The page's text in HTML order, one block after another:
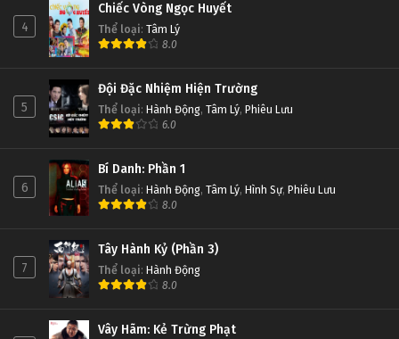
4
Chiếc Vòng Ngọc Huyết
Thể loại: Tâm Lý
8.0
5
Đội Đặc Nhiệm Hiện Trường
Thể loại: Hành Động, Tâm Lý, Phiêu Lưu
6.0
6
Bí Danh: Phần 1
Thể loại: Hành Động, Tâm Lý, Hình Sự, Phiêu Lưu
8.0
7
Tây Hành Kỷ (Phần 3)
Thể loại: Hành Động
8.0
Vây Hãm: Kẻ Trừng Phạt